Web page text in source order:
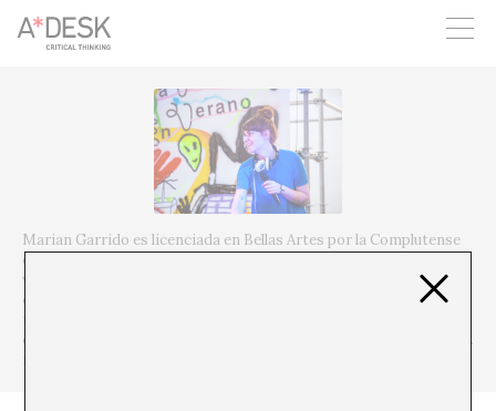
crees también en A*DESK seguimos necesitándote para poder
seguir adelante. Ahora puedes participar del proyecto y
apoyarlo.
Marian Garrido es licenciada en Bellas Artes por la Complutense
de Madrid y máster de Historia del arte contemporáneo y cultura
visual en el MNCA Reina Sofía. Su práctica artística aborda varios
ejes que convergen: el capitalismo acelerado y su supervivencia a
través de la adaptabilidad capaz de fagocitar o adaptar discursos
o idearios y el sci-fi como escenario de contingencia especulativa.
mariangarrido.com